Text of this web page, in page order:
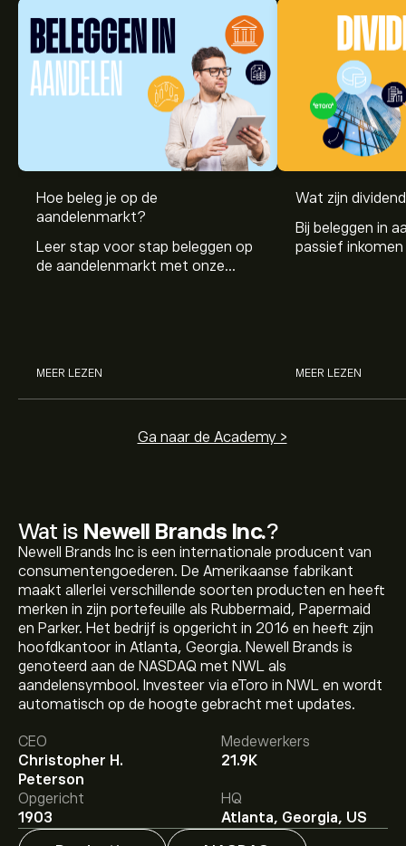
Wat is Newell Brands Inc.?
Newell Brands Inc is een internationale producent van
consumentengoederen. De Amerikaanse fabrikant
maakt allerlei verschillende soorten producten en heeft
merken in zijn portefeuille als Rubbermaid, Papermaid
en Parker. Het bedrijf is opgericht in 2016 en heeft zijn
hoofdkantoor in Atlanta, Georgia. Newell Brands is
genoteerd aan de NASDAQ met NWL als
aandelensymbool. Investeer via eToro in NWL en wordt
automatisch op de hoogte gebracht met updates.
CEO
Christopher H.
Peterson
Medewerkers
21.9K
Opgericht
1903
HQ
Atlanta, Georgia, US
Hoe beleg je op de
aandelenmarkt?
Leer stap voor stap beleggen op
de aandelenmarkt met onze
MEER LEZEN
Wat zijn
Bij beleggen in
passief
MEER LEZEN
Ga naar de Academy >
De huidige koers van NWL is 6.02‎$‎.
Het gemiddelde koersdoel voor Newell Brands Inc. is
6.02‎$‎.Meld je aan
bij eToro voor gedetailleerde
analistenvoorspellingen en koersdoelen.